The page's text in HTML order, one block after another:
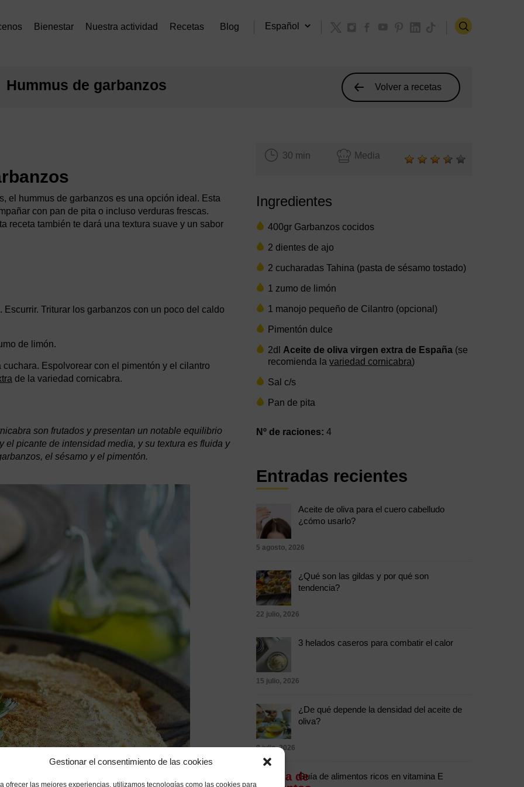
Gestionar el consentimiento de las cookies
ofrecer las mejores experiencias, utilizamos tecnologías como las cookies para
Bienestar Nuestra actividad Recetas Blog
Hummus de garbanzos Volver a recetas
el hummus de garbanzos es una opción ideal. Esta
con pan de pita o incluso verduras frescas.
receta también te dará una textura suave y un sabor
Triturar los garbanzos con un poco del caldo
de limón.
Espolvorear con el pimentón y el cilantro
de la variedad cornicabra.
son frutados y presentan un notable equilibrio
el picante de intensidad media, y su textura es fluida y
el sésamo y el pimentón.
30 min Media
Ingredientes
400gr Garbanzos cocidos
2 dientes de ajo
2 cucharadas Tahina (pasta de sésamo tostado)
1 zumo de limón
1 manojo pequeño de Cilantro (opcional)
Pimentón dulce
2dl Aceite de oliva virgen extra de España (se
recomienda lavariedad cornicabra)
Sal c/s
Pan de pita
Nº de raciones: 4
Entradas recientes
Aceite de oliva para el cuero cabelludo
¿cómo usarlo?
5 agosto, 2026
¿Qué son las gildas y por qué son
tendencia?
22 julio, 2026
3 helados caseros para combatir el calor
15 julio, 2026
¿De qué depende la densidad del aceite de
oliva?
8 julio, 2026
Guía de alimentos ricos en vitamina E